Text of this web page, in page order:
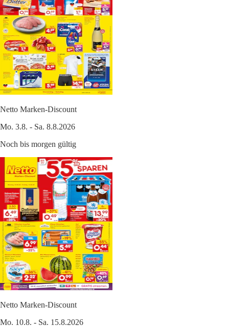
Netto Marken-Discount
Mo. 3.8. - Sa. 8.8.2026
Noch bis morgen gültig
Netto Marken-Discount
Mo. 10.8. - Sa. 15.8.2026